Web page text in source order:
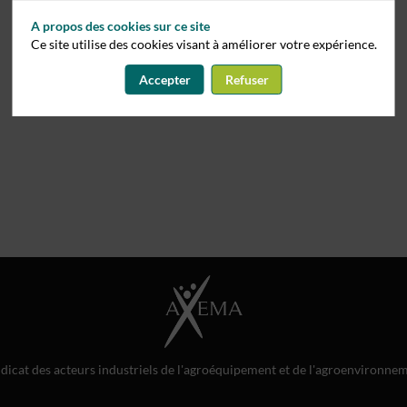
des acteurs industriels de l'agroéquipement et de
A propos des cookies sur ce site
Ce site utilise des cookies visant à améliorer votre expérience.
Accepter Refuser